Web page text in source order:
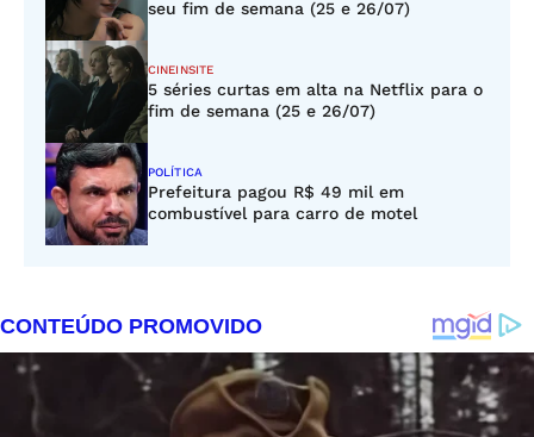
seu fim de semana (25 e 26/07)
CINEINSITE
5 séries curtas em alta na Netflix para o
fim de semana (25 e 26/07)
POLÍTICA
Prefeitura pagou R$ 49 mil em
combustível para carro de motel